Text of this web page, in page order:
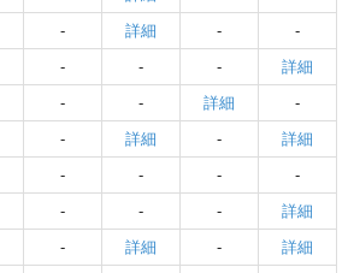
- 詳細 -
-
- - -
詳細
- - 詳細
-
- 詳細 -
詳細
- - -
-
- - -
詳細
- 詳細 -
詳細